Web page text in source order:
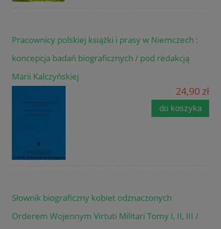
Pracownicy polskiej książki i prasy w Niemczech :
koncepcja badań biograficznych / pod redakcją
Marii Kalczyńskiej
24,90 zł
do koszyka
Słownik biograficzny kobiet odznaczonych
Orderem Wojennym Virtuti Militari Tomy I, II, III /